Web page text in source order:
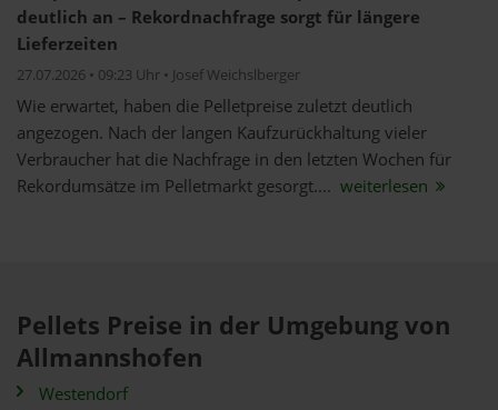
deutlich an – Rekordnachfrage sorgt für längere
Lieferzeiten
27.07.2026 • 09:23 Uhr • Josef Weichslberger
Wie erwartet, haben die Pelletpreise zuletzt deutlich
angezogen. Nach der langen Kaufzurückhaltung vieler
Verbraucher hat die Nachfrage in den letzten Wochen für
Rekordumsätze im Pelletmarkt gesorgt.... weiterlesen
Pellets Preise in der Umgebung von
Allmannshofen
Westendorf